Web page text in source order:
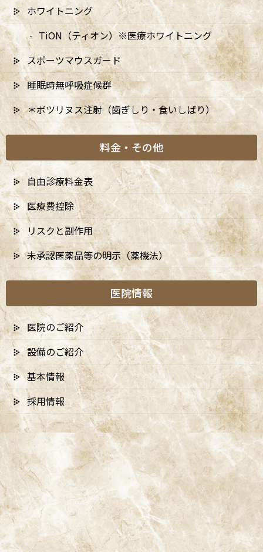
〒166-0004 東京都杉並区阿佐谷南3-37-14 第二北原ビル3階
JR中央線(快速)「阿佐ケ谷駅」徒歩0分 / JR中央/総武線「阿佐ケ
谷駅」徒歩0分 / 東京メトロ丸ノ内線「南阿佐ケ谷駅」徒歩8分
TEL： 03-6915-1315
診療時間 月 火 水 木 金 土
日
9:00-13:00
● ▲ ● ● ● ●
★
14:00-18:00
● ▲ ● ● ● ● ★
★…ご予約状況により診療を行わせて頂きます。
※休診日：火曜（9月より月2回）・日曜・祝日
▲…2025年9月より第2火曜日、第4火曜日は診療日となりま
す。
ホワイトニング
TiON（ティオン）※医療ホワイトニング
スポーツマウスガード
睡眠時無呼吸症候群
＊ボツリヌス注射（歯ぎしり・食いしばり）
料金・その他
自由診療料金表
医療費控除
リスクと副作用
未承認医薬品等の明示（薬機法）
医院情報
医院のご紹介
設備のご紹介
基本情報
採用情報